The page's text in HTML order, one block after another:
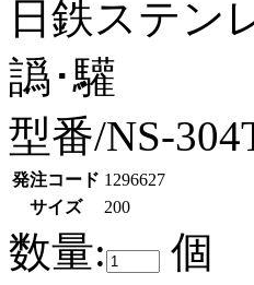
日鉄ステン
譌･驩
型番/NS-
発注コード 1296627
サイズ
200
数量:
個